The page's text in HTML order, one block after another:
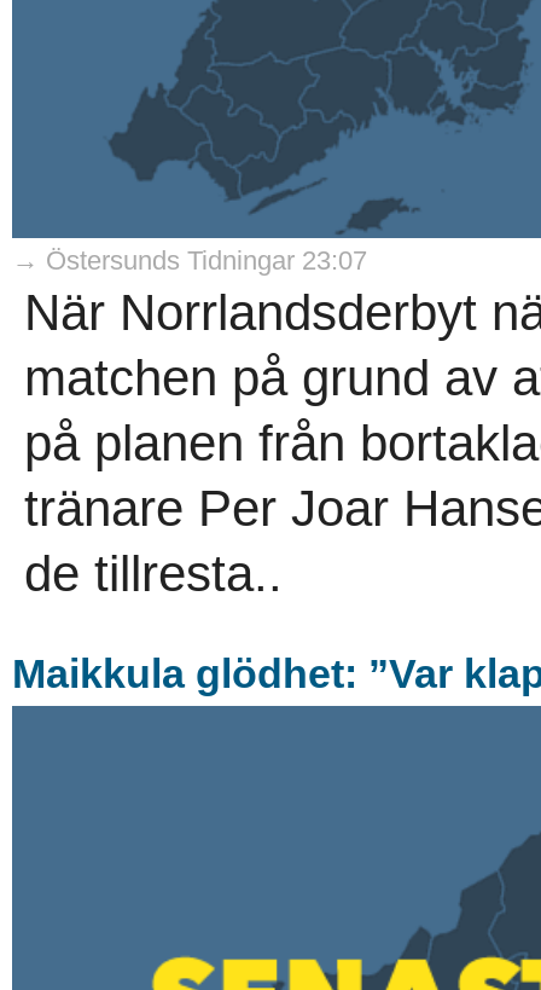
→ Östersunds Tidningar 23:07
När Norrlandsderbyt
matchen på grund av
på planen från
tränare Per Joar
de tillresta..
Maikkula glödhet: ”Var